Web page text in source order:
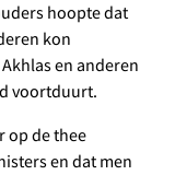
hoopte dat
kon
en anderen
voortduurt.
op de thee
en dat men